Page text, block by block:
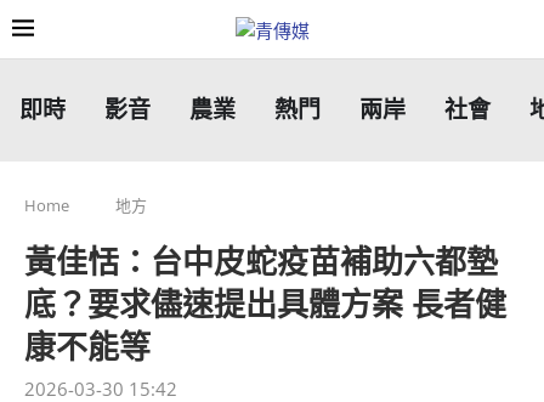
即時 影音 農業 熱門 兩岸 社會
Home 地方
黃佳恬：台中皮蛇疫苗補助六都墊
底？要求儘速提出具體方案 長者健
康不能等
2026-03-30 15:42